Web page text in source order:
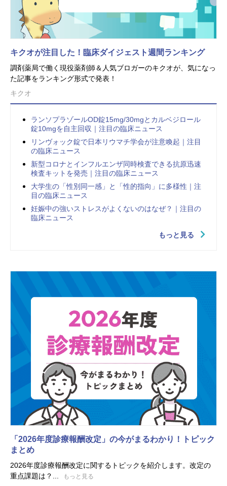
キクオが注目した！臨床ダイジェスト週間ランキング
調剤薬局で働く現役薬剤師＆人気ブロガーのキクオが、気になっ
た記事をランキング形式で発表！
キクオ
ランソプラゾールOD錠15mg/30mgとカルベジロール
錠10mgを自主回収｜注目の臨床ニュース
リンヴォック錠で日本リウマチ学会が注意喚起｜注目
の臨床ニュース
新型コロナとインフルエンザ同時検査できる抗原迅速
検査キットを発売｜注目の臨床ニュース
大学生の「性別同一感」と「性的指向」に多様性｜注
目の臨床ニュース
妊娠中の強いストレスがよくないのはなぜ？｜注目の
臨床ニュース
もっと見る
「2026年度診療報酬改定」の今がまるわかり！トピック
まとめ
2026年度診療報酬改定に関するトピックを紹介します。改定の
重点課題は？...
もっと見る